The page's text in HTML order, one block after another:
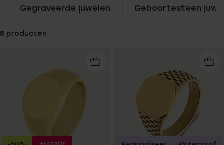
here:Gegraveerde juwelen Geboortesteen
5 producten
1+1 gratis